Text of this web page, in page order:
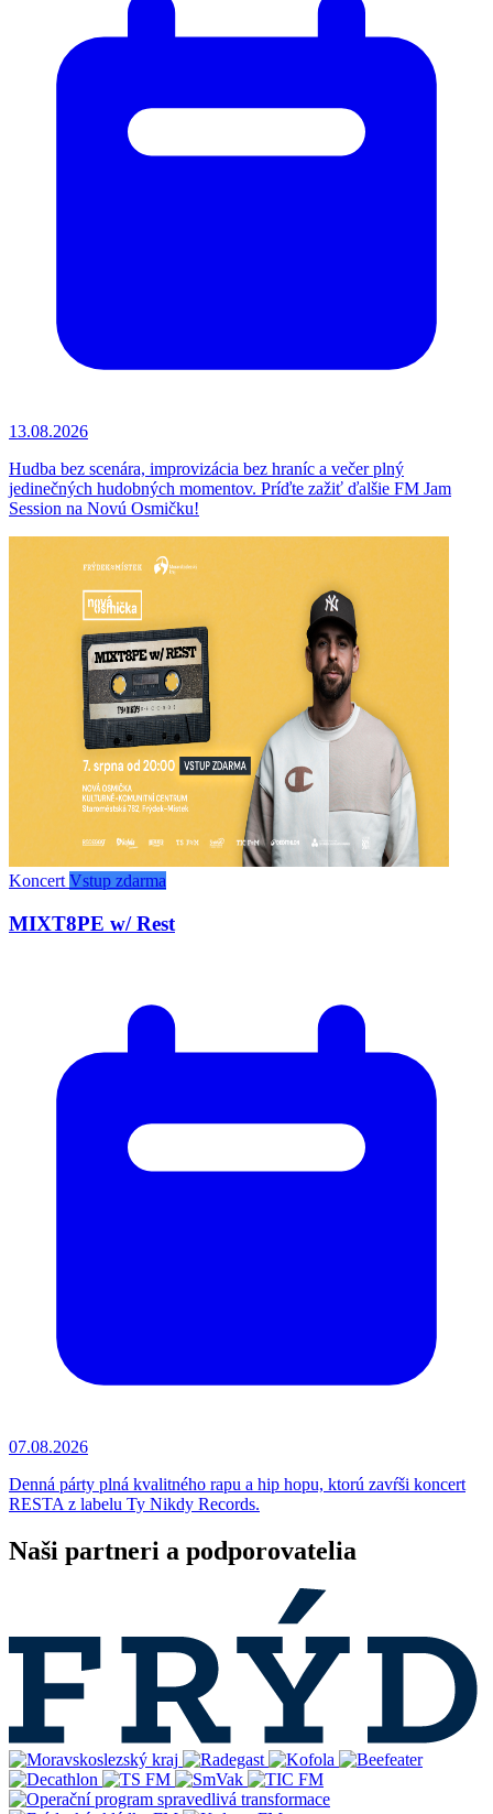
13.08.2026
Hudba bez scenára, improvizácia bez hraníc a večer plný
jedinečných hudobných momentov. Príďte zažiť ďalšie FM Jam
Session na Novú Osmičku!
Koncert Vstup zdarma
MIXT8PE w/ Rest
07.08.2026
Denná párty plná kvalitného rapu a hip hopu, ktorú zavŕši koncert
RESTA z labelu Ty Nikdy Records.
Naši partneri a podporovatelia